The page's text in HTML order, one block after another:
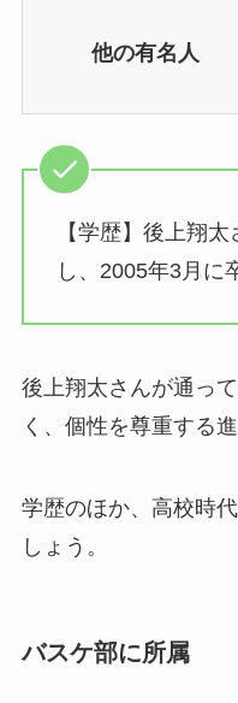
他の有名人
【学歴】後上翔
し、2005年3月に
後上翔太さんが通っ
く、個性を尊重する
学歴のほか、高校時
しょう。
バスケ部に所属